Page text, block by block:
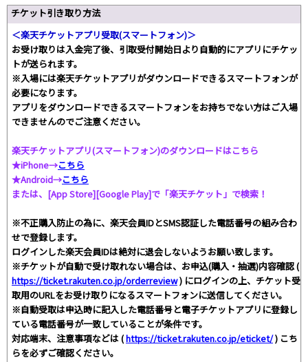
チケット引き取り方法
＜楽天チケットアプリ受取(スマートフォン)＞
お受け取りは入金完了後、引取受付開始日より自動的にアプリにチケッ
トが送られます。
※入場には楽天チケットアプリがダウンロードできるスマートフォンが
必要になります。
アプリをダウンロードできるスマートフォンをお持ちでない方はご入場
できませんのでご注意ください。
楽天チケットアプリ(スマートフォン)のダウンロードはこちら
★iPhone→こちら
★Android→こちら
または、[App Store][Google Play]で「楽天チケット」で検索！
※不正購入防止の為に、楽天会員IDとSMS認証した電話番号の組み合わ
せで登録します。
ログインした楽天会員IDは絶対に退会しないようお願い致します。
※チケットが自動で受け取れない場合は、お申込(購入・抽選)内容確認 (
https://ticket.rakuten.co.jp/orderreview) にログインの上、チケット受
取用のURLをお受け取りになるスマートフォンに送信してください。
※自動受取は申込時に記入した電話番号と電子チケットアプリに登録し
ている電話番号が一致していることが条件です。
対応端末、注意事項などは (https://ticket.rakuten.co.jp/eticket/) こち
らを必ずご確認ください。